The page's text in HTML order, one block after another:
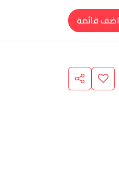
اضف قائمة